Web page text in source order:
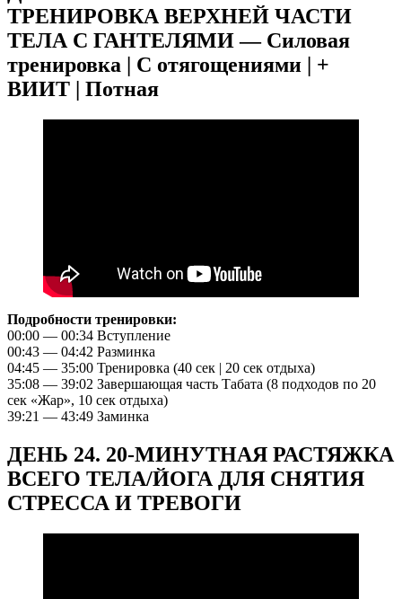
ТРЕНИРОВКА ВЕРХНЕЙ ЧАСТИ
ТЕЛА С ГАНТЕЛЯМИ — Силовая
тренировка | С отягощениями | +
ВИИТ | Потная
Подробности тренировки:
00:00 — 00:34 Вступление
00:43 — 04:42 Разминка
04:45 — 35:00 Тренировка (40 сек | 20 сек отдыха)
35:08 — 39:02 Завершающая часть Табата (8 подходов по 20
сек «Жар», 10 сек отдыха)
39:21 — 43:49 Заминка
ДЕНЬ 24. 20-МИНУТНАЯ РАСТЯЖКА
ВСЕГО ТЕЛА/ЙОГА ДЛЯ СНЯТИЯ
СТРЕССА И ТРЕВОГИ